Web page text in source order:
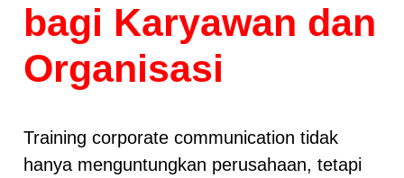
bagi Karyawan dan
Organisasi
Training corporate communication tidak
hanya menguntungkan perusahaan, tetapi